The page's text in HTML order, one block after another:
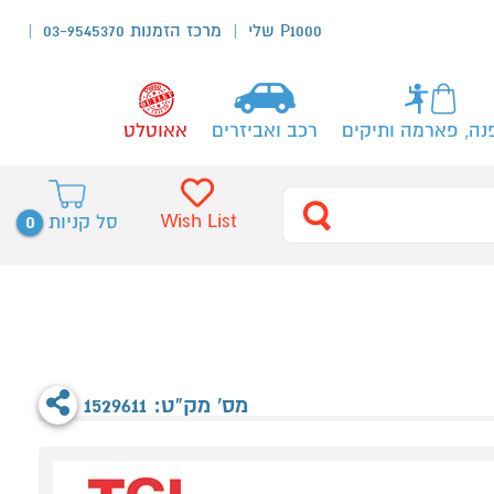
P1000 שלי מרכז הזמנות 03-9545370
פארמה ותיקים רכב ואביזרים אאוטלט
סל קניות 0 Wish List
מס' מק"ט: 1529611